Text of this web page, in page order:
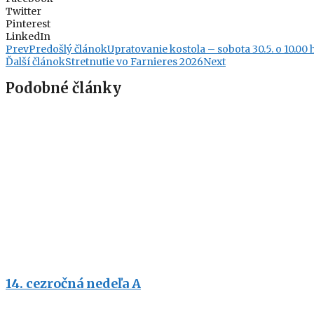
Twitter
Pinterest
LinkedIn
PrevPredošlý článokUpratovanie kostola – sobota 30.5. o 10.00
Ďalší článokStretnutie vo Farnieres 2026Next
Podobné články
14. cezročná nedeľa A